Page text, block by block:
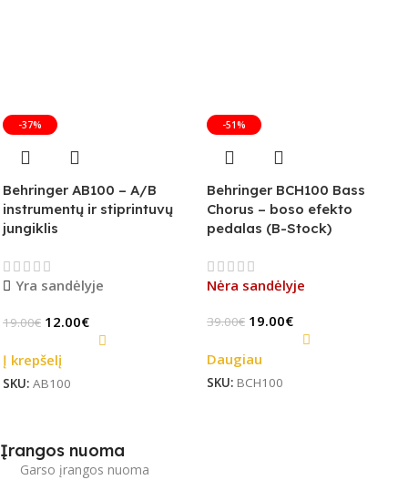
-37%
Behringer AB100 – A/B
instrumentų ir stiprintuvų
jungiklis
Yra sandėlyje
19.00€ 12.00€
Į krepšelį
SKU: AB100
-51%
Behringer BCH100 Bass
Chorus – boso efekto
pedalas (B-Stock)
Nėra sandėlyje
39.00€ 19.00€
Daugiau
SKU: BCH100
Įrangos nuoma
Garso įrangos nuoma